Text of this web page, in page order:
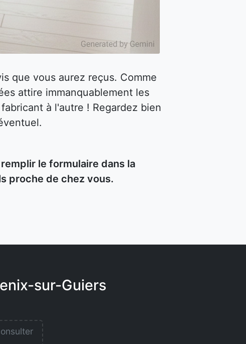
que vous aurez reçus. Comme
attire immanquablement les
à l'autre ! Regardez bien
le formulaire dans la
proche de chez vous.
sur-Guiers